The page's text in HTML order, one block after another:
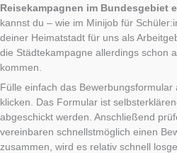
Reisekampagnen im Bundesgebiet
kannst du – wie im Minijob für
deiner Heimatstadt für uns als
die Städtekampagne allerdings schon
kommen.
Fülle einfach das
klicken. Das Formular ist
abgeschickt werden. Anschließend
vereinbaren schnellstmöglich einen
zusammen, wird es relativ schnell